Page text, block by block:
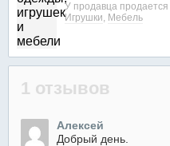
У продавца продается
Игрушки, Мебель
1 отзывов
Алексей
Добрый день.